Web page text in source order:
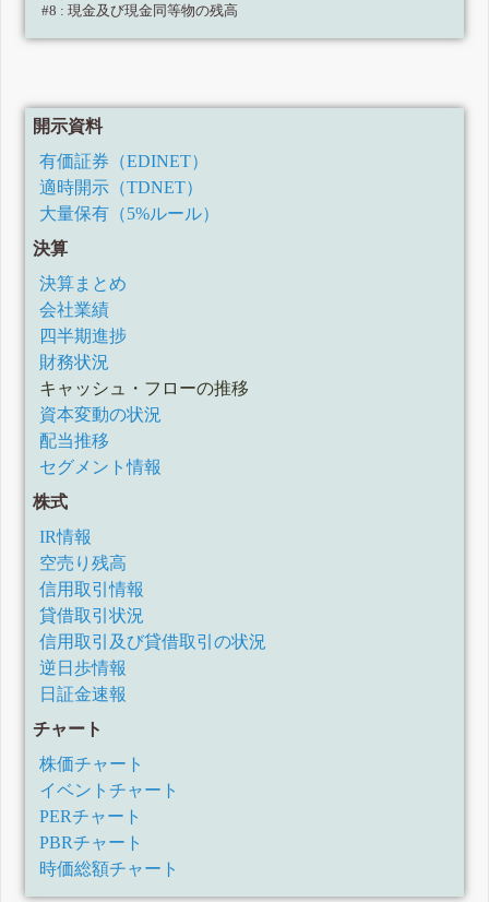
#8 : 現金及び現金同等物の残高
開示資料
有価証券（EDINET）
適時開示（TDNET）
大量保有（5%ルール）
決算
決算まとめ
会社業績
四半期進捗
財務状況
キャッシュ・フローの推移
資本変動の状況
配当推移
セグメント情報
株式
IR情報
空売り残高
信用取引情報
貸借取引状況
信用取引及び貸借取引の状況
逆日歩情報
日証金速報
チャート
株価チャート
イベントチャート
PERチャート
PBRチャート
時価総額チャート